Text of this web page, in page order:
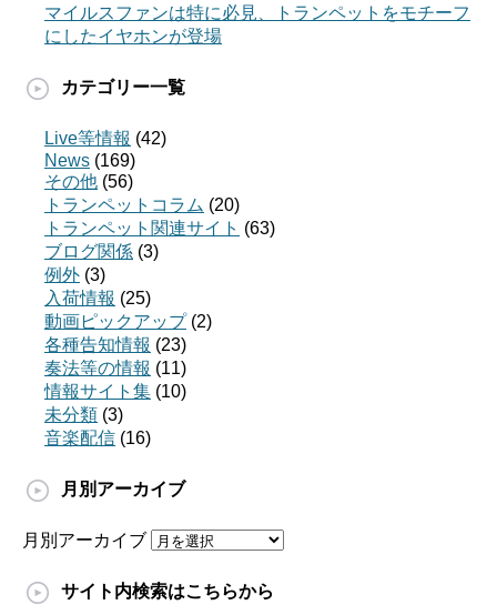
マイルスファンは特に必見、トランペットをモチーフ
にしたイヤホンが登場
カテゴリー一覧
Live等情報 (42)
News (169)
その他 (56)
トランペットコラム (20)
トランペット関連サイト (63)
ブログ関係 (3)
例外 (3)
入荷情報 (25)
動画ピックアップ(2)
各種告知情報 (23)
奏法等の情報 (11)
情報サイト集 (10)
未分類 (3)
音楽配信 (16)
月別アーカイブ
月別アーカイブ
サイト内検索はこちらから